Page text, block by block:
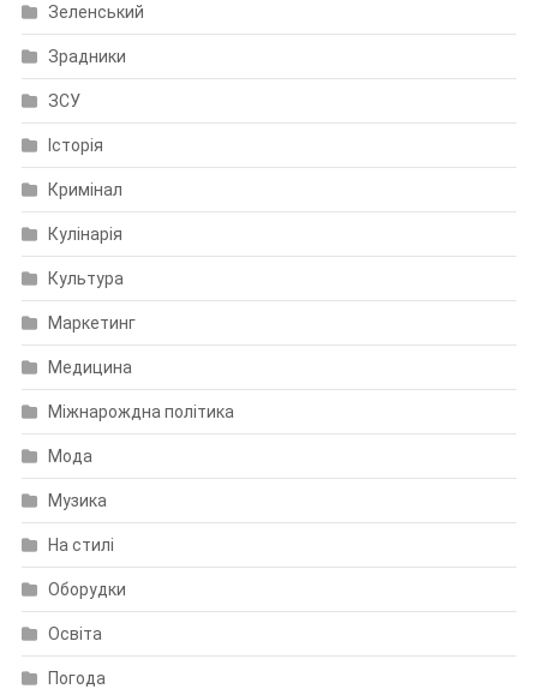
Зеленський
Зрадники
ЗСУ
Історія
Кримінал
Кулінарія
Культура
Маркетинг
Медицина
Міжнарождна політика
Мода
Музика
На стилі
Оборудки
Освіта
Погода